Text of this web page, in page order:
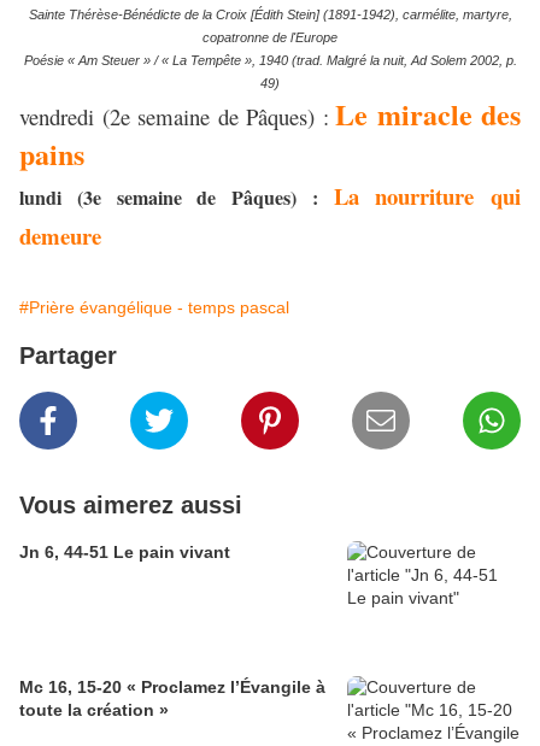
Sainte Thérèse-Bénédicte de la Croix [Édith Stein] (1891-1942), carmélite, martyre,
copatronne de l'Europe
Poésie « Am Steuer » / « La Tempête », 1940 (trad. Malgré la nuit, Ad Solem 2002, p.
49)
vendredi (2e semaine de Pâques) : Le miracle des
pains
lundi (3e semaine de Pâques) : La nourriture qui
demeure
#Prière évangélique - temps pascal
Partager
Vous aimerez aussi
Jn 6, 44-51 Le pain vivant
Mc 16, 15-20 « Proclamez l’Évangile à
toute la création »